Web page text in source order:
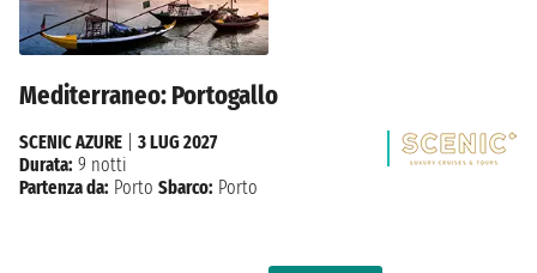
Mediterraneo: Portogallo
SCENIC AZURE
3 LUG 2027
Durata: 9 notti
Partenza da: Porto Sbarco: Porto